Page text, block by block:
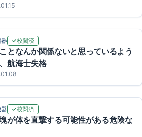
器 校閲済
となんか関係ないと思っているよう
航海士失格
器 校閲済
が体を直撃する可能性がある危険な